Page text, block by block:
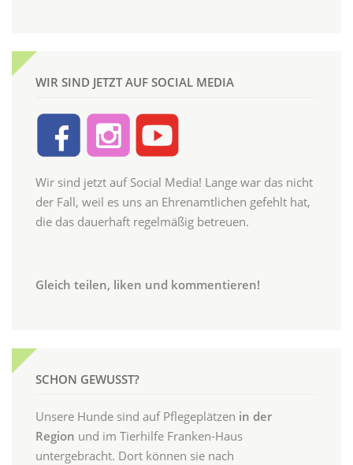
WIR SIND JETZT AUF SOCIAL MEDIA
Wir sind jetzt auf Social Media! Lange war das nicht
der Fall, weil es uns an Ehrenamtlichen gefehlt hat,
die das dauerhaft regelmäßig betreuen.
Gleich teilen, liken und kommentieren!
SCHON GEWUSST?
Unsere Hunde sind auf Pflegeplätzen in der
Region und im Tierhilfe Franken-Haus
untergebracht. Dort können sie nach